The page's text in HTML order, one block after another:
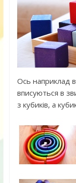
Ось наприклад
вписуються в
з кубиків, а